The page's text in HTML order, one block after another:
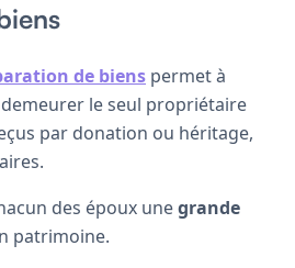
de biens permet à
le seul propriétaire
par donation ou héritage,
des époux unegrande
patrimoine.